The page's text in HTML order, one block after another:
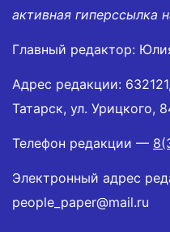
активная гиперссылка
Главный редактор:
Адрес редакции:
Татарск, ул. Урицкого,
Телефон редакции —
Электронный адрес
people_paper@mail.ru